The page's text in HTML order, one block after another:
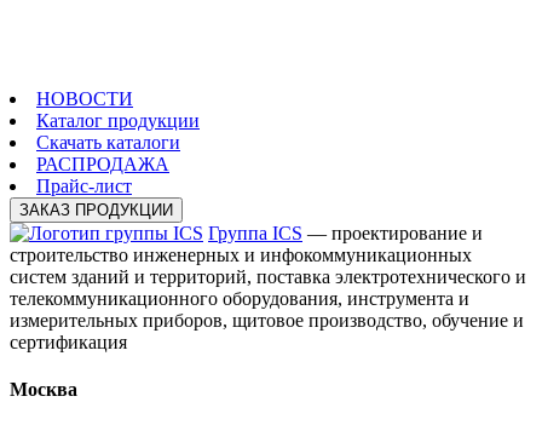
НОВОСТИ
Каталог продукции
Скачать каталоги
РАСПРОДАЖА
Прайс-лист
ЗАКАЗ ПРОДУКЦИИ
Группа ICS — проектирование и
строительство инженерных и инфокоммуникационных
систем зданий и территорий, поставка электротехнического и
телекоммуникационного оборудования, инструмента и
измерительных приборов, щитовое производство, обучение и
сертификация
Москва